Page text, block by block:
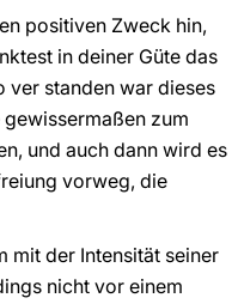
positiven Zweck hin,
in deiner Güte das
ver standen war dieses
zum
und auch dann wird es
vorweg, die
mit der Intensität seiner
nicht vor einem